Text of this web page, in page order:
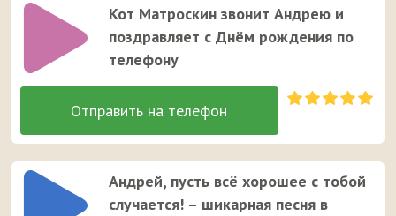
Кот Матроскин звонит Андрею и
поздравляет с Днём рождения по
телефону
Андрей, пусть всё хорошее с тобой
случается! – шикарная песня в